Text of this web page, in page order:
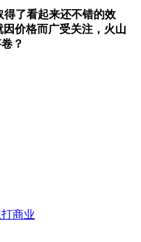
了看起来还不错的效
价格而广受关注，火山
？
商业